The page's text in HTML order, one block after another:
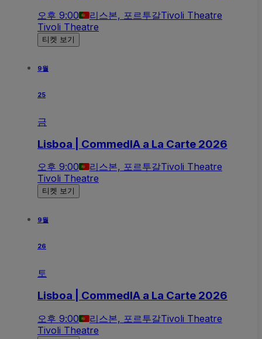
오후 9:00 리스본, 포르투갈Tivoli Theatre
Tivoli Theatre
티켓 보기
9월
25
금
Lisboa | CommedIA a La Carte 2026
오후 9:00 리스본, 포르투갈Tivoli Theatre
Tivoli Theatre
티켓 보기
9월
26
토
Lisboa | CommedIA a La Carte 2026
오후 9:00 리스본, 포르투갈Tivoli Theatre
Tivoli Theatre